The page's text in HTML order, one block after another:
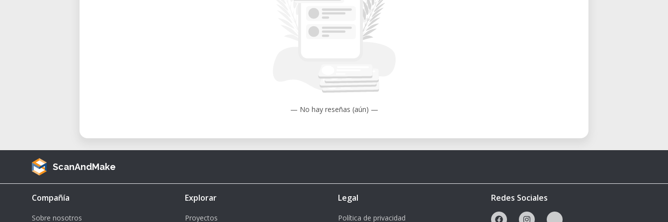
— No hay reseñas (aún) —
ScanAndMake
Compañía
Sobre nosotros
Explorar
Proyectos
Legal
Política de privacidad
Redes Sociales